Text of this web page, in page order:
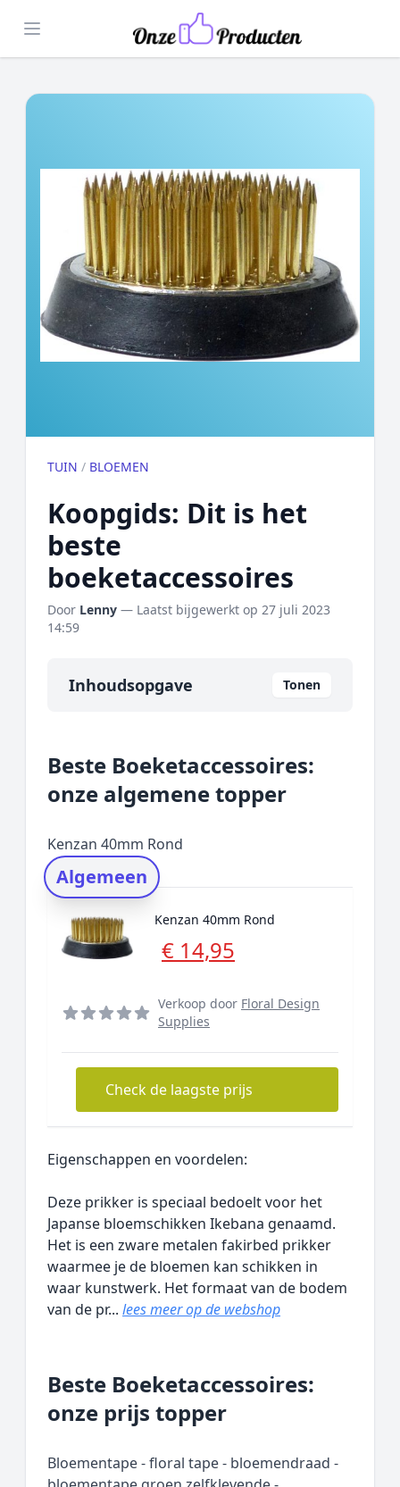
Open menu
TUIN / BLOEMEN
Koopgids: Dit is het
beste
boeketaccessoires
Door Lenny — Laatst bijgewerkt op 27 juli 2023
14:59
Inhoudsopgave Tonen
Onze algemene topper
Prijs topper
Rating topper
Onderzoeksmethode
Alternatieven
Prijsniveaus
Beste Boeketaccessoires:
onze algemene topper
Kenzan 40mm Rond
Algemeen
Kenzan 40mm Rond
€ 14,95
Verkoop door Floral Design
Supplies
Check de laagste prijs
Eigenschappen en voordelen:
Deze prikker is speciaal bedoelt voor het
Japanse bloemschikken Ikebana genaamd.
Het is een zware metalen fakirbed prikker
waarmee je de bloemen kan schikken in
waar kunstwerk. Het formaat van de bodem
van de pr... lees meer op de webshop
Beste Boeketaccessoires:
onze prijs topper
Bloementape - floral tape - bloemendraad -